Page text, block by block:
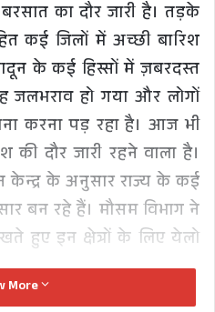
का दौर जारी है। तड़के
कई जिलों में अच्छी बारिश
के कई हिस्सों में ज़बरदस्त
हो गया और लोगों
करना पड़ रहा है। आज भी
की दौर जारी रहने वाला है।
केन्द्र के अनुसार राज्य के कई
बन रहे हैं। मौसम विभाग ने
हुए इन क्षेत्रों के लिए येलो
कुमाऊं क्षेत्र के नैनीताल,
More